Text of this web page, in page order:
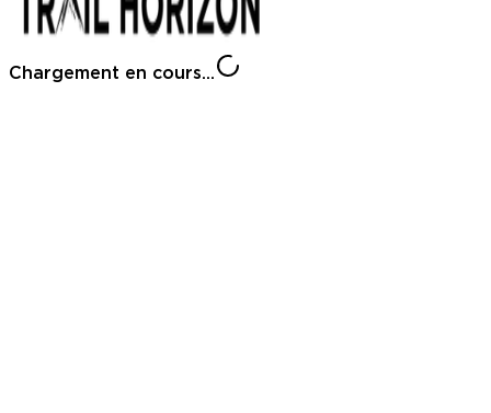
Chargement en cours...